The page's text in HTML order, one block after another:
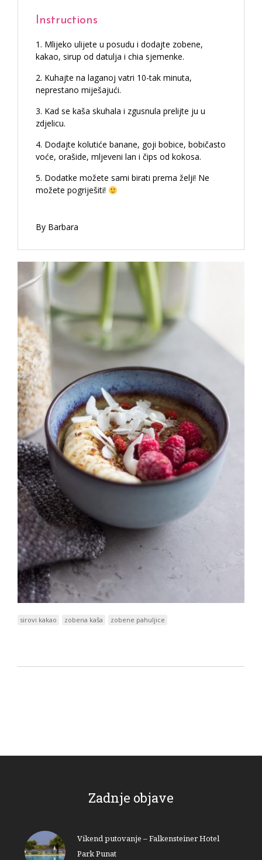
Instructions
Mlijeko ulijete u posudu i dodajte zobene,
kakao, sirup od datulja i chia sjemenke.
Kuhajte na laganoj vatri 10-tak minuta,
neprestano miješajući.
Kad se kaša skuhala i zgusnula prelijte ju u
zdjelicu.
Dodajte kolutiće banane, goji bobice, bobičasto
voće, orašide, mljeveni lan i čips od kokosa.
Dodatke možete sami birati prema želji! Ne
možete pogriješiti!
By Barbara
sirovi kakao zobena kaša zobene pahuljice
Zadnje objave
Vikend putovanje – Falkensteiner Hotel
Park Punat